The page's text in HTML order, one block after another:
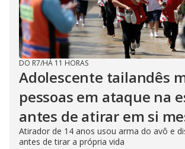
DO R7/HÁ 11 HORAS
Adolescente tailandês
pessoas em ataque na
antes de atirar em si
Atirador de 14 anos usou arma do avô e
antes de tirar a própria vida